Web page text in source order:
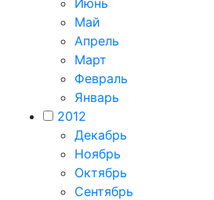
Май
Апрель
Март
Февраль
Январь
2012
Декабрь
Ноябрь
Октябрь
Сентябрь